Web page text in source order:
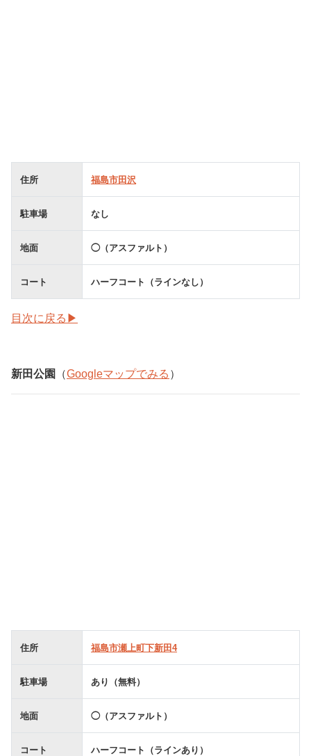
住所 福島市田沢
駐車場 なし
地面 ◯（アスファルト）
コート ハーフコート（ラインなし）
目次に戻る▶
新田公園 （Googleマップでみる ）
住所 福島市瀬上町下新田4
駐車場 あり（無料）
地面 ◯（アスファルト）
コート ハーフコート（ラインあり）